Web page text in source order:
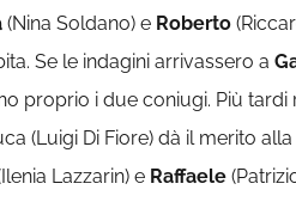
(Nina Soldano) e Roberto
Se le indagini arrivassero a
proprio i due coniugi. Più tardi
(Luigi Di Fiore) dà il merito
Lazzarin) e Raffaele